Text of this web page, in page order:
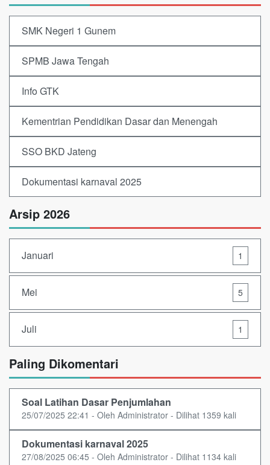
SMK Negeri 1 Gunem
SPMB Jawa Tengah
Info GTK
Kementrian Pendidikan Dasar dan Menengah
SSO BKD Jateng
Dokumentasi karnaval 2025
Arsip 2026
Januari 1
Mei 5
Juli 1
Paling Dikomentari
Soal Latihan Dasar Penjumlahan
25/07/2025 22:41 - Oleh Administrator - Dilihat 1359 kali
Dokumentasi karnaval 2025
27/08/2025 06:45 - Oleh Administrator - Dilihat 1134 kali